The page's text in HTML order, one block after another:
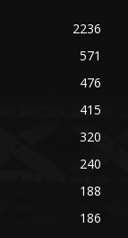
2236
571
476
415
320
240
188
186